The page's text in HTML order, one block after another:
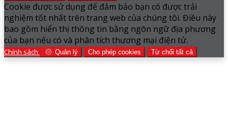
Cookie được sử dụng để đảm bảo bạn có được trải
nghiệm tốt nhất trên trang web của chúng tôi. Điều này
bao gồm hiển thị thông tin bằng ngôn ngữ địa phương
của bạn nếu có và phân tích thương mại điện tử.
Chính sách Quản lý Cho phép cookies Từ chối tất cả